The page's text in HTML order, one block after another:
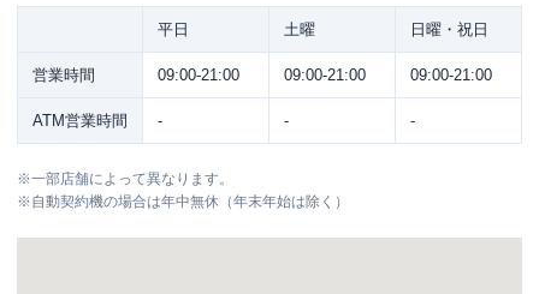
平日 土曜 日曜・祝日
営業時間 09:00-21:00 09:00-21:00 09:00-21:00
ATM営業時間 - - -
※一部店舗によって異なります。
※自動契約機の場合は年中無休（年末年始は除く）